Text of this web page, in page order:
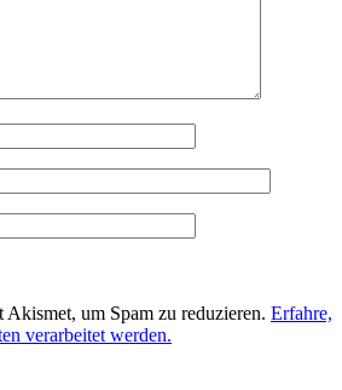
Akismet, um Spam zu reduzieren. Erfahre,
verarbeitet werden.